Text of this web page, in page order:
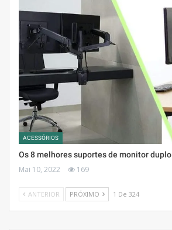
ACESSÓRIOS
Os 8 melhores suportes de monitor duplo
Mai 10, 2022 169
ANTERIOR PRÓXIMO 1 De 324